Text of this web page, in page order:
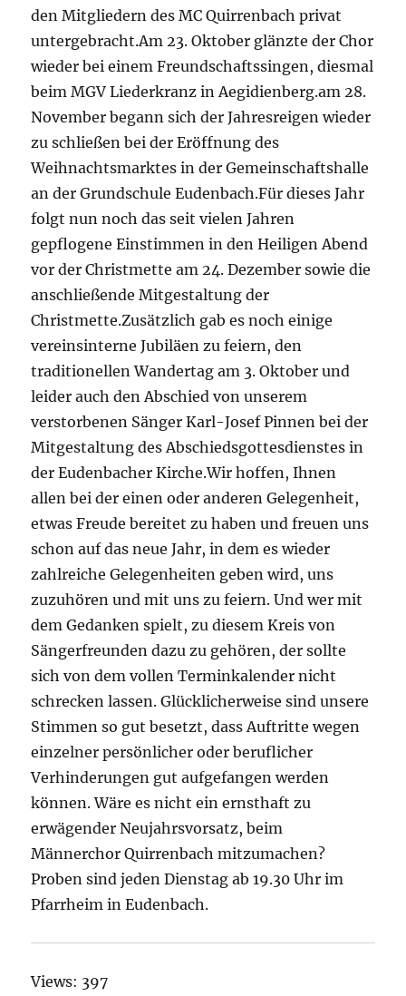
den Mitgliedern des MC Quirrenbach privat
untergebracht.Am 23. Oktober glänzte der Chor
wieder bei einem Freundschaftssingen, diesmal
beim MGV Liederkranz in Aegidienberg.am 28.
November begann sich der Jahresreigen wieder
zu schließen bei der Eröffnung des
Weihnachtsmarktes in der Gemeinschaftshalle
an der Grundschule Eudenbach.Für dieses Jahr
folgt nun noch das seit vielen Jahren
gepflogene Einstimmen in den Heiligen Abend
vor der Christmette am 24. Dezember sowie die
anschließende Mitgestaltung der
Christmette.Zusätzlich gab es noch einige
vereinsinterne Jubiläen zu feiern, den
traditionellen Wandertag am 3. Oktober und
leider auch den Abschied von unserem
verstorbenen Sänger Karl-Josef Pinnen bei der
Mitgestaltung des Abschiedsgottesdienstes in
der Eudenbacher Kirche.Wir hoffen, Ihnen
allen bei der einen oder anderen Gelegenheit,
etwas Freude bereitet zu haben und freuen uns
schon auf das neue Jahr, in dem es wieder
zahlreiche Gelegenheiten geben wird, uns
zuzuhören und mit uns zu feiern. Und wer mit
dem Gedanken spielt, zu diesem Kreis von
Sängerfreunden dazu zu gehören, der sollte
sich von dem vollen Terminkalender nicht
schrecken lassen. Glücklicherweise sind unsere
Stimmen so gut besetzt, dass Auftritte wegen
einzelner persönlicher oder beruflicher
Verhinderungen gut aufgefangen werden
können. Wäre es nicht ein ernsthaft zu
erwägender Neujahrsvorsatz, beim
Männerchor Quirrenbach mitzumachen?
Proben sind jeden Dienstag ab 19.30 Uhr im
Pfarrheim in Eudenbach.
Views: 397